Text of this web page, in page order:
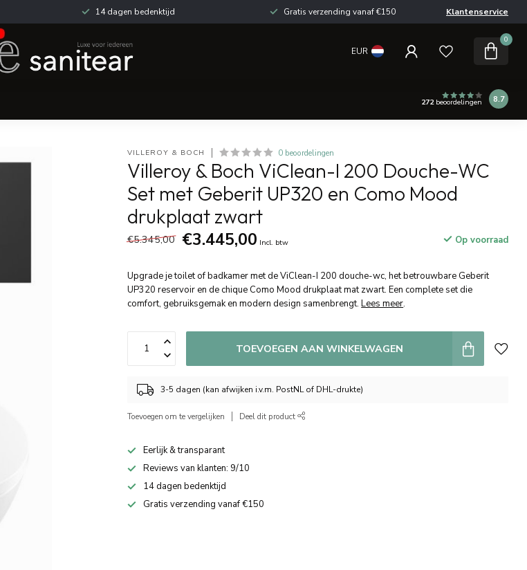
14 dagen bedenktijd Gratis verzending vanaf €150 Klantenservice
EUR
0
272beoordelingen 8.7
VILLEROY & BOCH 0 beoordelingen
Villeroy & Boch ViClean-I 200 Douche-WC
Set met Geberit UP320 en Como Mood
drukplaat zwart
€5.345,00 €3.445,00 Incl. btw Op voorraad
Upgrade je toilet of badkamer met de ViClean-I 200 douche-wc, het betrouwbare Geberit
UP320 reservoir en de chique Como Mood drukplaat mat zwart. Een complete set die
comfort, gebruiksgemak en modern design samenbrengt.Lees meer.
TOEVOEGEN AAN WINKELWAGEN
3-5 dagen (kan afwijken i.v.m. PostNL of DHL-drukte)
Toevoegen om te vergelijken Deel dit product
Eerlijk & transparant
Reviews van klanten: 9/10
14 dagen bedenktijd
Gratis verzending vanaf €150